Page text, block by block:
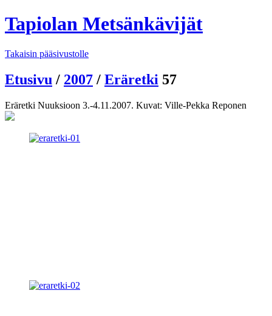
Tapiolan Metsänkävijät
Takaisin pääsivustolle
Etusivu / 2007 / Eräretki 57
Eräretki Nuuksioon 3.-4.11.2007. Kuvat: Ville-Pekka Reponen